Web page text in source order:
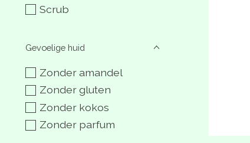
Scrub
Gevoelige huid
Zonder amandel
Zonder gluten
Zonder kokos
Zonder parfum